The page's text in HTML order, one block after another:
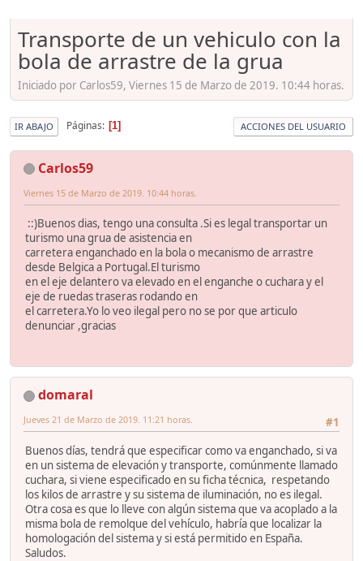
Transporte de un vehiculo con la
bola de arrastre de la grua
Iniciado por Carlos59, Viernes 15 de Marzo de 2019. 10:44 horas.
IR ABAJO Páginas 1 ACCIONES DEL USUARIO
Carlos59
Viernes 15 de Marzo de 2019. 10:44 horas.
::)Buenos dias, tengo una consulta .Si es legal transportar un
turismo una grua de asistencia en
carretera enganchado en la bola o mecanismo de arrastre
desde Belgica a Portugal.El turismo
en el eje delantero va elevado en el enganche o cuchara y el
eje de ruedas traseras rodando en
el carretera.Yo lo veo ilegal pero no se por que articulo
denunciar ,gracias
domaral
#1
Jueves 21 de Marzo de 2019. 11:21 horas.
Buenos días, tendrá que especificar como va enganchado, si va
en un sistema de elevación y transporte, comúnmente llamado
cuchara, si viene especificado en su ficha técnica, respetando
los kilos de arrastre y su sistema de iluminación, no es ilegal.
Otra cosa es que lo lleve con algún sistema que va acoplado a la
misma bola de remolque del vehículo, habría que localizar la
homologación del sistema y si está permitido en España.
Saludos.